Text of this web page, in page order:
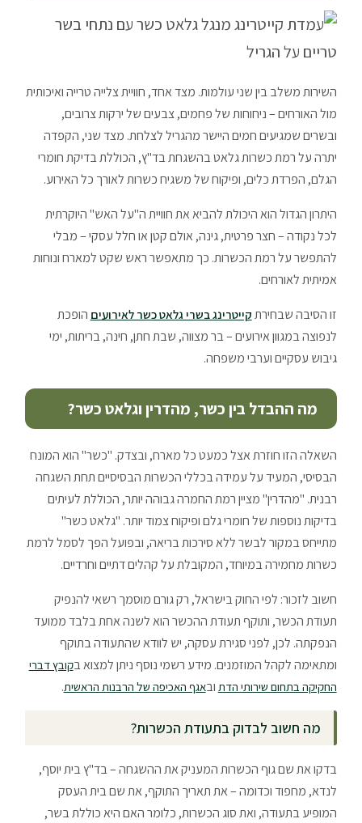
השירות משלב בין שני עולמות. מצד אחד, חוויית צלייה טרייה ואיכותית
מול האורחים – ניחוחות של פחמים, צבעים של ירקות צרובים,
ובשרים שמגיעים חמים היישר מהגריל לצלחת. מצד שני, הקפדה
יתרה על רמת כשרות גלאט בהשגחת בד"ץ, הכוללת בדיקת חומרי
הגלם, הפרדת כלים, ופיקוח של משגיח כשרות לאורך כל האירוע.
היתרון הגדול הוא היכולת להביא את חוויית ה"על האש" היוקרתית
לכל נקודה – חצר פרטית, גינה, אולם קטן או חלל עסקי – מבלי
להתפשר על רמת הכשרות. כך מתאפשר ראש שקט למארח ונוחות
אמיתית לאורחים.
זו הסיבה שבחירת קייטרינג בשרי גלאט כשר לאירועים הופכת
לנפוצה במגוון אירועים – בר מצווה, שבת חתן, חינה, בריתות, ימי
גיבוש עסקיים וערבי משפחה.
מה ההבדל בין כשר, מהדרין וגלאט כשר?
השאלה הזו חוזרת אצל כמעט כל מארח, ובצדק. "כשר" הוא המונח
הבסיסי, המעיד על עמידה בכללי הכשרות הבסיסיים תחת השגחה
רבנית. "מהדרין" מציין רמת החמרה גבוהה יותר, הכוללת לעיתים
בדיקות נוספות של חומרי גלם ופיקוח צמוד יותר. "גלאט כשר"
מתייחס במקור לבשר ללא סירכות בריאה, ובפועל הפך לסמל לרמת
כשרות מחמירה במיוחד, המקובלת על קהלים דתיים וחרדיים.
חשוב לזכור: לפי החוק בישראל, רק גורם מוסמך רשאי להנפיק
תעודת הכשר, ותוקף תעודת ההכשר הוא לשנה אחת בלבד ממועד
הנפקתה. לכן, לפני סגירת עסקה, יש לוודא שהתעודה בתוקף
ומתאימה לקהל המוזמנים. מידע רשמי נוסף ניתן למצוא בקובץ דברי
החקיקה בתחום שירותי הדת ובאגף האכיפה של הרבנות הראשית.
מה חשוב לבדוק בתעודת הכשרות?
בדקו את שם גוף הכשרות המעניק את ההשגחה – בד"ץ בית יוסף,
לנדא, מחפוד וכדומה – את תאריך התוקף, את שם בית העסק
המופיע בתעודה, ואת סוג הכשרות, כלומר האם היא כוללת בשר,